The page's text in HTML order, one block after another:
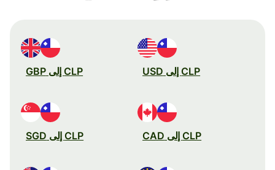
CLP إلى USD CLP إلى GBP
CLP إلى CAD CLP إلى SGD